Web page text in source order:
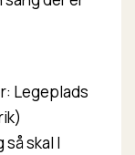
Legeplads
skal I